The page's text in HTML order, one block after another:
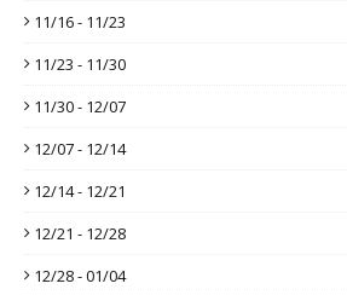
11/16 - 11/23
11/23 - 11/30
11/30 - 12/07
12/07 - 12/14
12/14 - 12/21
12/21 - 12/28
12/28 - 01/04